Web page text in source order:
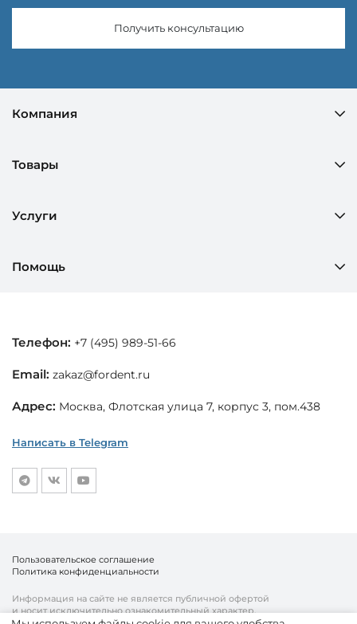
Получить консультацию
Компания
Товары
Услуги
Помощь
Телефон: +7 (495) 989-51-66
Email: zakaz@fordent.ru
Адрес: Москва, Флотская улица 7, корпус 3, пом.438
Написать в Telegram
Информация на сайте не является публичной офертой
и носит исключительно ознакомительный характер.
Пользовательское соглашение
Политика конфиденциальности